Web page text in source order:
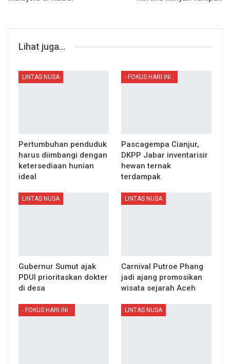
Lihat juga...
LINTAS NUSA
Pertumbuhan penduduk
harus diimbangi dengan
ketersediaan hunian
ideal
- FOKUS HARI INI :
Pascagempa Cianjur,
DKPP Jabar inventarisir
hewan ternak
terdampak
LINTAS NUSA
Gubernur Sumut ajak
PDUI prioritaskan dokter
di desa
LINTAS NUSA
Carnival Putroe Phang
jadi ajang promosikan
wisata sejarah Aceh
- FOKUS HARI INI : LINTAS NUSA